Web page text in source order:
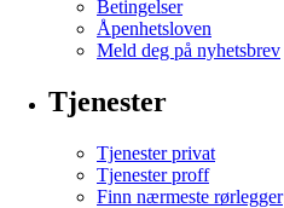
Betingelser
Åpenhetsloven
Meld deg på nyhetsbrev
Tjenester
Tjenester privat
Tjenester proff
Finn nærmeste rørlegger